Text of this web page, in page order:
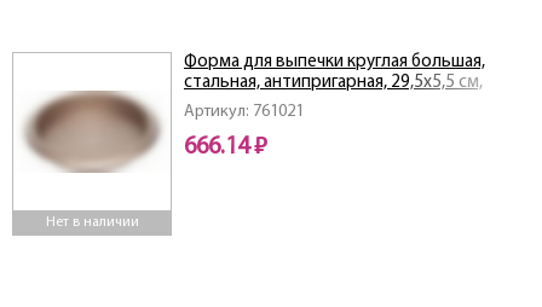
Нет в наличии
Артикул: 761021
Форма для выпечки круглая большая,
стальная, антипригарная, 29,5х5,5 см,
NADOBA, серия RADA
666.14 ₽